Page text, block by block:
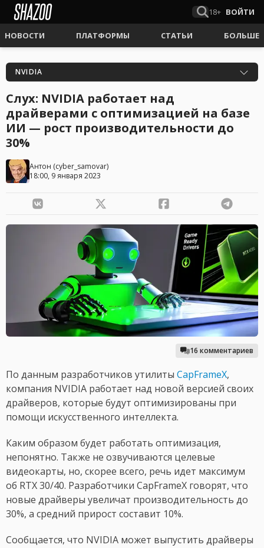
18+ ВОЙТИ
НОВОСТИ ПЛАТФОРМЫ СТАТЬИ БОЛЬШЕ
NVIDIA
Слух: NVIDIA работает над
драйверами с оптимизацией на базе
ИИ — рост производительности до
30%
Антон (cyber_samovar)
18:00, 9 января 2023
16 комментариев
По данным разработчиков утилиты CapFrameX,
компания NVIDIA работает над новой версией своих
драйверов, которые будут оптимизированы при
помощи искусственного интеллекта.
Каким образом будет работать оптимизация,
непонятно. Также не озвучиваются целевые
видеокарты, но, скорее всего, речь идет максимум
об RTX 30/40. Разработчики CapFrameX говорят, что
новые драйверы увеличат производительность до
30%, а средний прирост составит 10%.
Сообщается, что NVIDIA может выпустить драйверы